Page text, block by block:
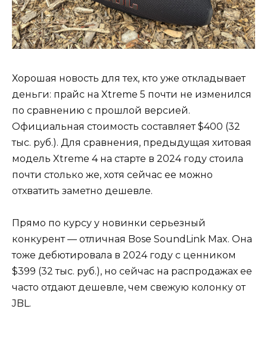
Хорошая новость для тех, кто уже откладывает
деньги: прайс на Xtreme 5 почти не изменился
по сравнению с прошлой версией.
Официальная стоимость составляет $400 (32
тыс. руб.). Для сравнения, предыдущая хитовая
модель Xtreme 4 на старте в 2024 году стоила
почти столько же, хотя сейчас ее можно
отхватить заметно дешевле.
Прямо по курсу у новинки серьезный
конкурент — отличная Bose SoundLink Max. Она
тоже дебютировала в 2024 году с ценником
$399 (32 тыс. руб.), но сейчас на распродажах ее
часто отдают дешевле, чем свежую колонку от
JBL.